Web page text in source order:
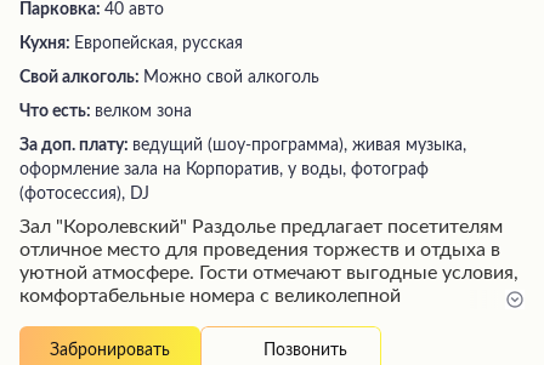
Парковка: 40 авто
Кухня: Европейская, русская
Свой алкоголь: Можно свой алкоголь
Что есть: велком зона
За доп. плату: ведущий (шоу-программа), живая музыка,
оформление зала на Корпоратив, у воды, фотограф
(фотосессия), DJ
Зал "Королевский" Раздолье предлагает посетителям
отличное место для проведения торжеств и отдыха в
уютной атмосфере. Гости отмечают выгодные условия,
комфортабельные номера с великолепной
различными фотозонами и зоопарком. Радушное
Забронировать Позвонить